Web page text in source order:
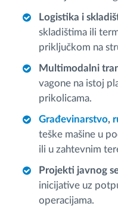
Logistika i
skladištima ili
priključkom na
Multimodalni
vagone na istoj
prikolicama.
Građevinarstvo,
teške mašine u
ili u zahtevnim
Projekti javnog
inicijative uz
operacijama.